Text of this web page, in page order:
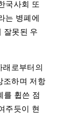
국사회 또
는 병폐에
잘못된 우
로부터의
조하며 저항
를 휩쓴 점
주듯이 현